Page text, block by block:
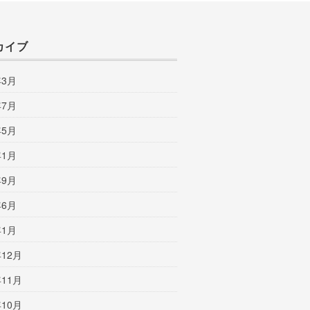
イブ
月
月
月
月
月
月
月
月
月
月